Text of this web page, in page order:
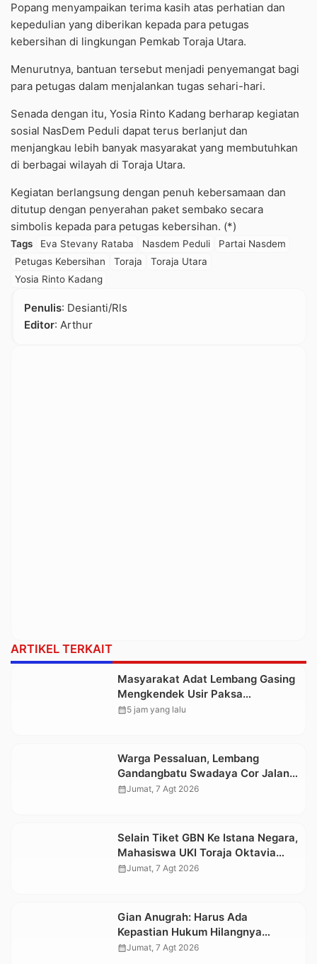
Popang menyampaikan terima kasih atas perhatian dan
kepedulian yang diberikan kepada para petugas
kebersihan di lingkungan Pemkab Toraja Utara.
Menurutnya, bantuan tersebut menjadi penyemangat bagi
para petugas dalam menjalankan tugas sehari-hari.
Senada dengan itu, Yosia Rinto Kadang berharap kegiatan
sosial NasDem Peduli dapat terus berlanjut dan
menjangkau lebih banyak masyarakat yang membutuhkan
di berbagai wilayah di Toraja Utara.
Kegiatan berlangsung dengan penuh kebersamaan dan
ditutup dengan penyerahan paket sembako secara
simbolis kepada para petugas kebersihan. (*)
Tags Eva Stevany Rataba Nasdem Peduli
Partai Nasdem
Petugas Kebersihan
Toraja
Toraja Utara
Yosia Rinto Kadang
Penulis: Desianti/Rls
Editor: Arthur
ARTIKEL TERKAIT
Masyarakat Adat Lembang Gasing
Mengkendek Usir Paksa
Penggarap yang Rusak Kawasan
calendar_month5 jam yang lalu
Warga Pessaluan, Lembang
Gandangbatu Swadaya Cor Jalan
Kabupaten
calendar_monthJumat, 7 Agt 2026
Selain Tiket GBN Ke Istana Negara,
Mahasiswa UKI Toraja Oktavia
juga Lolos ke Pekan Seni
calendar_monthJumat, 7 Agt 2026
Gian Anugrah: Harus Ada
Kepastian Hukum Hilangnya
Stoner, Agar Keluarga tidak Larut
calendar_monthJumat, 7 Agt 2026